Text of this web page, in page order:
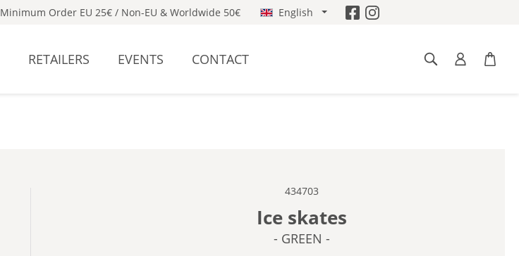
Minimum Order EU 25€ / Non-EU & Worldwide 50€ English
RETAILERS EVENTS CONTACT
434703
Ice skates
- GREEN -